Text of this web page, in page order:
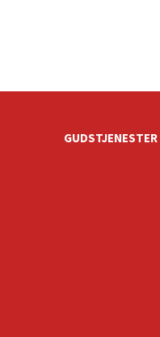
GUDSTJENESTER